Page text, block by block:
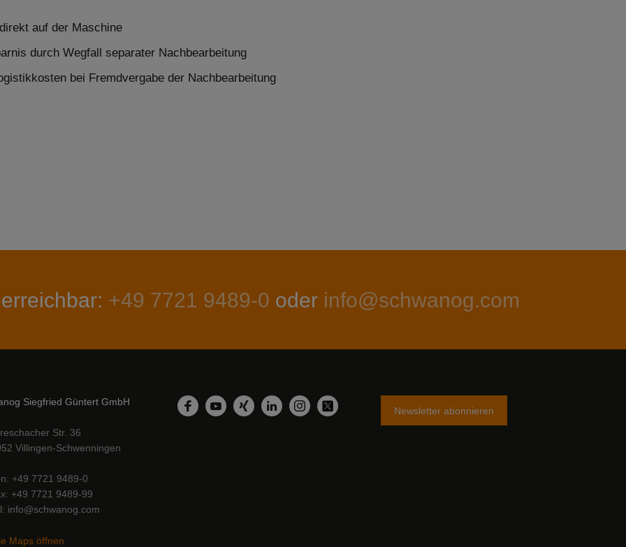
auf der Maschine
durch Wegfall separater Nachbearbeitung
bei Fremdvergabe der Nachbearbeitung
+49 7721 9489-0 oder info@schwanog.com
Siegfried Güntert GmbH
Str. 36
Villingen-Schwenningen
+49 7721 9489-0
+49 7721 9489-99
info@schwanog.com
Maps öffnen
Facebook
YouTubeXing LinkedInInstagram
Twitter Newsletter abonnieren